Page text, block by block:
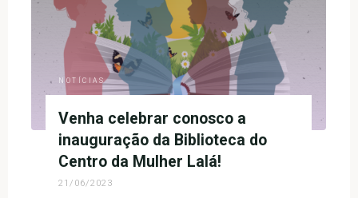
Construindo
Comunidades
Resistências”
capacita
e
empodera
mulheres
em
todo
NOTÍCIAS
Venha celebrar conosco a
inauguração da Biblioteca do
Centro da Mulher Lalá!
21/06/2023